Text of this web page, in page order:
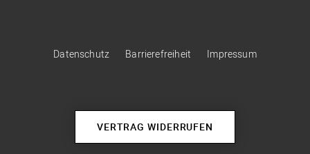
Datenschutz Barrierefreiheit Impressum
VERTRAG WIDERRUFEN